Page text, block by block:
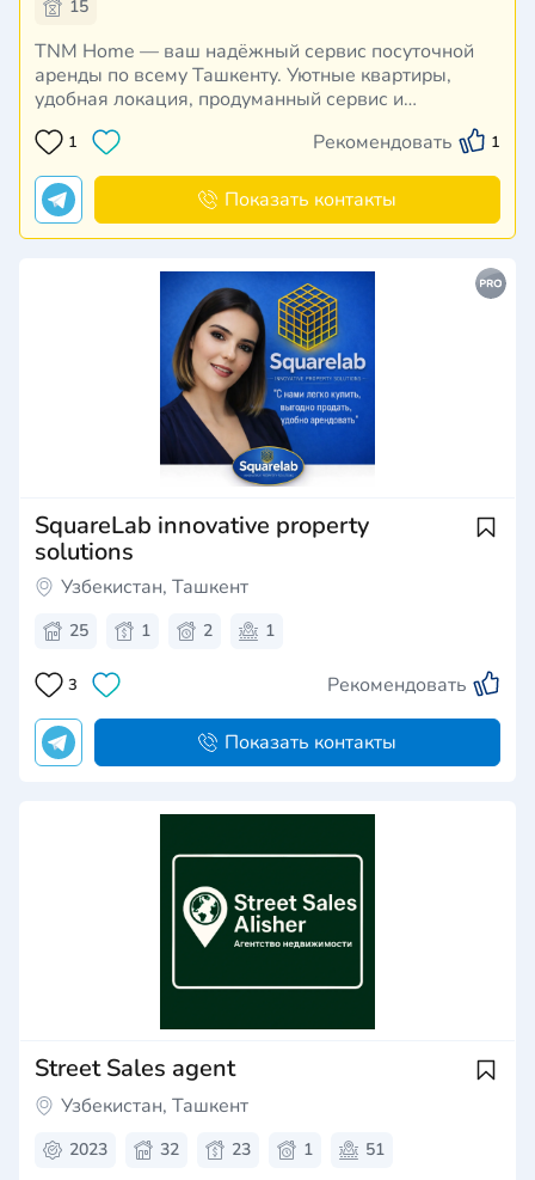
15
TNM Home — ваш надёжный сервис посуточной
аренды по всему Ташкенту. Уютные квартиры,
удобная локация, продуманный сервис и
моментальное заселение. Мы создаём условия,
чтобы каждый гость чувствовал себя как дома.
1 Рекомендовать 1
Показать контакты
SquareLab innovative property
solutions
Узбекистан, Ташкент
25 1 2 1
3 Рекомендовать
Показать контакты
Street Sales agent
Узбекистан, Ташкент
2023 32 23 1 51